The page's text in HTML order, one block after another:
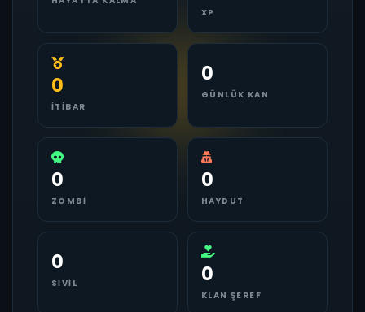
XP
0
İTIBAR
0
GÜNLÜK KAN
0
ZOMBI
0
HAYDUT
0
SIVIL 0
KLAN ŞEREF